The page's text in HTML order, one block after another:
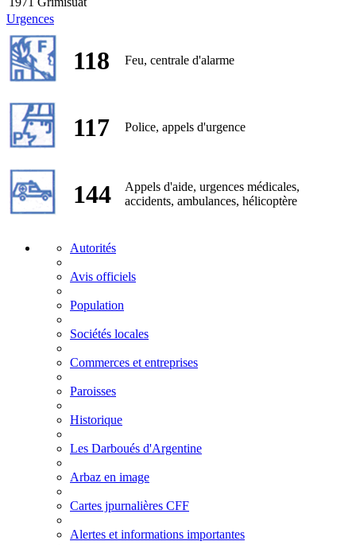
Urgences
118 Feu, centrale d'alarme
117 Police, appels d'urgence
144
Appels d'aide, urgences médicales,
accidents, ambulances, hélicoptère
Autorités
Avis officiels
Population
Sociétés locales
Commerces et entreprises
Paroisses
Historique
Les Darboués d'Argentine
Arbaz en image
Cartes jpurnalières CFF
Alertes et informations importantes